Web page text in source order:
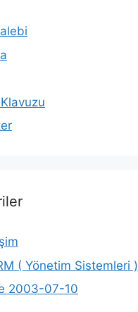
( Yönetim Sistemleri )
2003-07-10